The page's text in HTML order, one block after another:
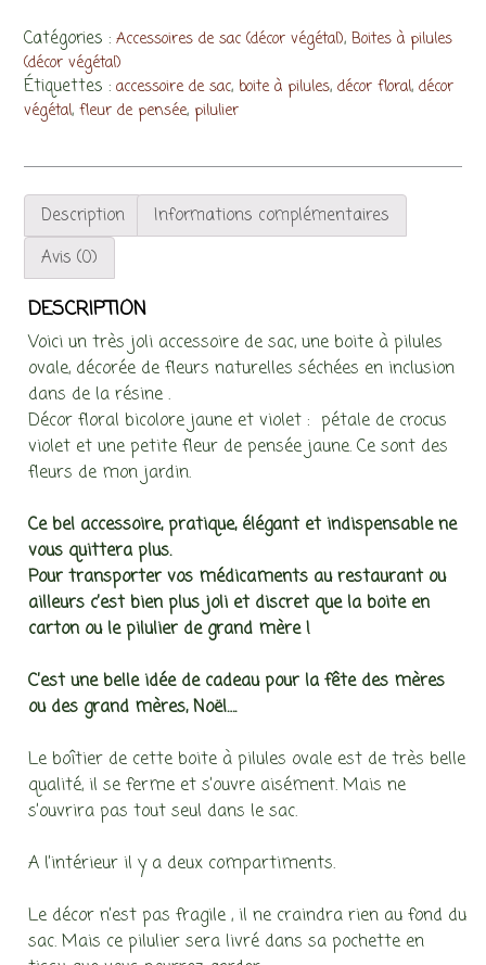
pilules
ovale,
décor
floral
jaune
et
violet
Catégories : Accessoires de sac (décor végétal), Boites à pilules
(décor végétal)
Étiquettes : accessoire de sac, boite à pilules, décor floral, décor
végétal, fleur de pensée, pilulier
Description
Informations complémentaires
Avis (0)
DESCRIPTION
Voici un très joli accessoire de sac, une boite à pilules
ovale, décorée de fleurs naturelles séchées en inclusion
dans de la résine .
Décor floral bicolore jaune et violet : pétale de crocus
violet et une petite fleur de pensée jaune. Ce sont des
fleurs de mon jardin.
Ce bel accessoire, pratique, élégant et indispensable ne
vous quittera plus.
Pour transporter vos médicaments au restaurant ou
ailleurs c’est bien plus joli et discret que la boite en
carton ou le pilulier de grand mère !
C’est une belle idée de cadeau pour la fête des mères
ou des grand mères, Noël….
Le boîtier de cette boite à pilules ovale est de très belle
qualité, il se ferme et s’ouvre aisément. Mais ne
s’ouvrira pas tout seul dans le sac.
A l’intérieur il y a deux compartiments.
Le décor n’est pas fragile , il ne craindra rien au fond du
sac. Mais ce pilulier sera livré dans sa pochette en